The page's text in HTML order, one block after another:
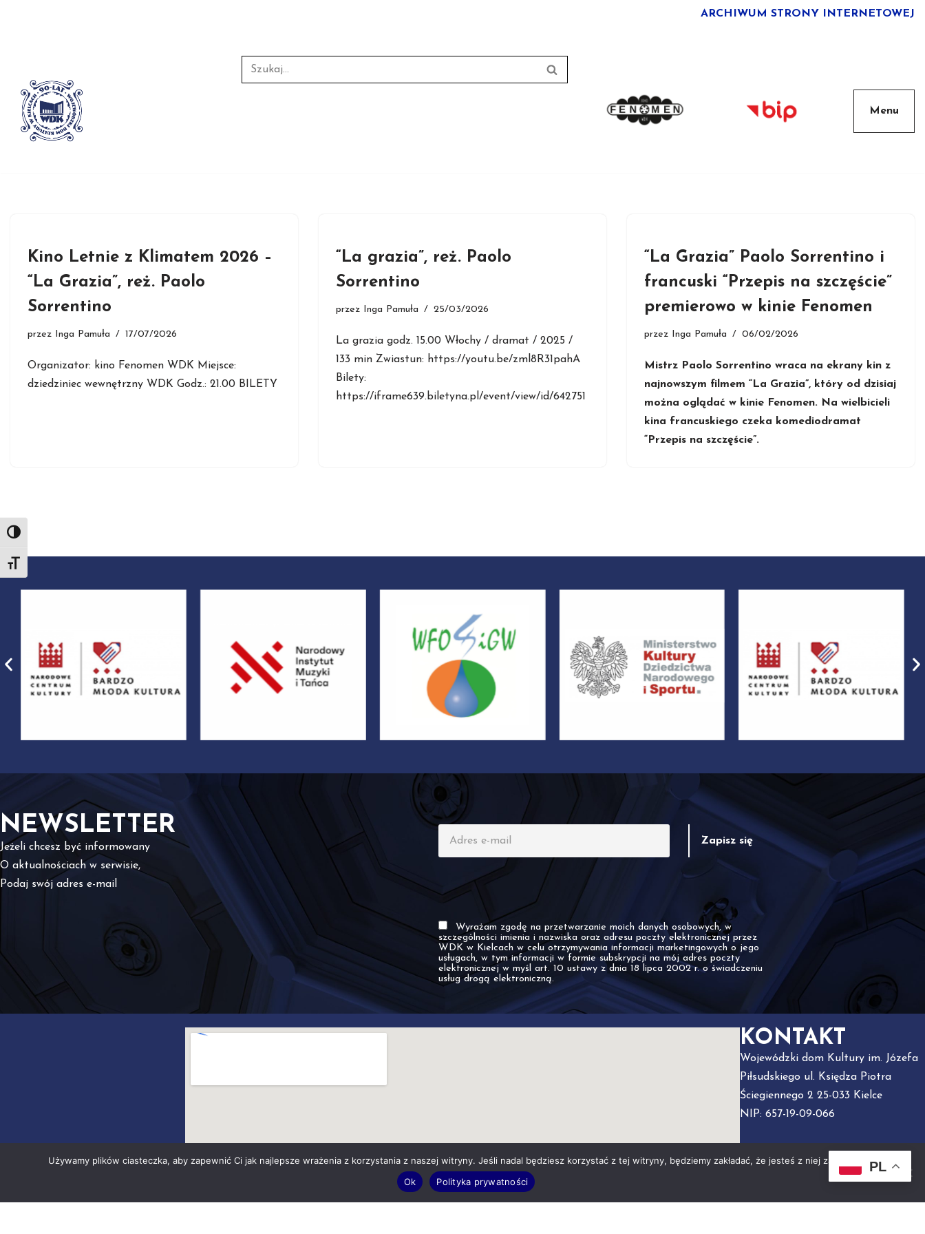
Toggle High Contrast
Toggle Font size
ARCHIWUM STRONY INTERNETOWEJ
Kino Letnie z Klimatem 2026 –
“La Grazia”, reż. Paolo
Sorrentino
przez Inga Pamuła 17/07/2026
Organizator: kino Fenomen WDK Miejsce:
dziedziniec wewnętrzny WDK Godz.: 21.00 BILETY
“La grazia”, reż. Paolo
Sorrentino
przez Inga Pamuła 25/03/2026
La grazia godz. 15.00 Włochy / dramat / 2025 /
133 min Zwiastun: https://youtu.be/zml8R31pahA
Bilety:
https://iframe639.biletyna.pl/event/view/id/642751
“La Grazia” Paolo Sorrentino i
francuski “Przepis na szczęście”
premierowo w kinie Fenomen
przez Inga Pamuła 06/02/2026
Mistrz Paolo Sorrentino wraca na ekrany kin z
najnowszym filmem “La Grazia”, który od dzisiaj
można oglądać w kinie Fenomen. Na wielbicieli
kina francuskiego czeka komediodramat
“Przepis na szczęście”.
NEWSLETTER
Jeżeli chcesz być informowany
O aktualnościach w serwisie,
Podaj swój adres e-mail
Wyrażam zgodę na przetwarzanie moich danych osobowych, w
szczególności imienia i nazwiska oraz adresu poczty elektronicznej przez
WDK w Kielcach w celu otrzymywania informacji marketingowych o jego
usługach, w tym informacji w formie subskrypcji na mój adres poczty
elektronicznej w myśl art. 10 ustawy z dnia 18 lipca 2002 r. o świadczeniu
usług drogą elektroniczną.
KONTAKT
Wojewódzki dom Kultury im. Józefa
Piłsudskiego ul. Księdza Piotra
Ściegiennego 2 25-033 Kielce
NIP: 657-19-09-066
wdk@wdk-kielce.pl
PL
Używamy plików ciasteczka, aby zapewnić Ci jak najlepsze wrażenia z korzystania z naszej witryny. Jeśli nadal będziesz korzystać z tej witryny, będziemy zakładać, że jesteś z niej zadowolony.
Ok
Polityka prywatności